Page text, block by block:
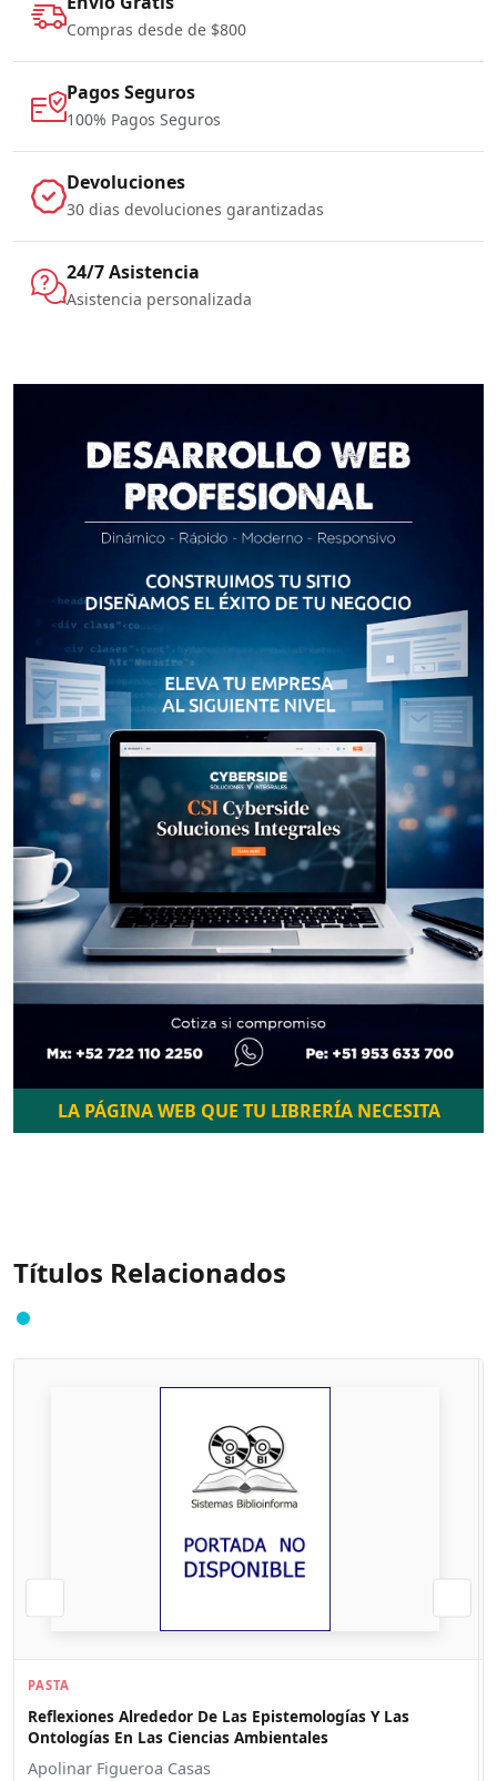
Compras desde de $800
Pagos Seguros
100% Pagos Seguros
Devoluciones
30 dias devoluciones garantizadas
24/7 Asistencia
Asistencia personalizada
LA PÁGINA WEB QUE TU LIBRERÍA NECESITA
Títulos Relacionados
PASTA
Reflexiones Alrededor De Las Epistemologías Y Las
Ontologías En Las Ciencias Ambientales
Apolinar Figueroa Casas